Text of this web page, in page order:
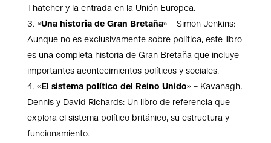
Thatcher y la entrada en la Unión Europea.
«Una historia de Gran Bretaña» – Simon Jenkins:
Aunque no es exclusivamente sobre política, este libro
es una completa historia de Gran Bretaña que incluye
importantes acontecimientos políticos y sociales.
«El sistema político del Reino Unido» – Kavanagh,
Dennis y David Richards: Un libro de referencia que
explora el sistema político británico, su estructura y
funcionamiento.